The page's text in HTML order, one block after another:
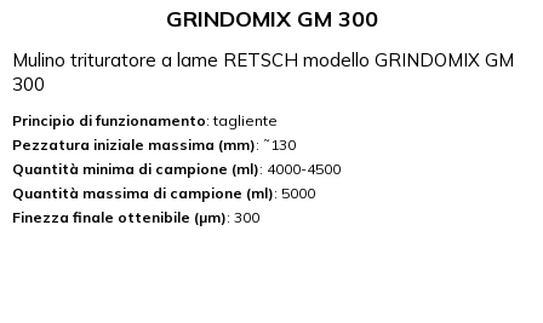
GRINDOMIX GM 300
Mulino trituratore a lame RETSCH modello GRINDOMIX GM
300
Principio di funzionamento: tagliente
Pezzatura iniziale massima (mm): ˜130
Quantità minima di campione (ml): 4000-4500
Quantità massima di campione (ml): 5000
Finezza finale ottenibile (µm): 300